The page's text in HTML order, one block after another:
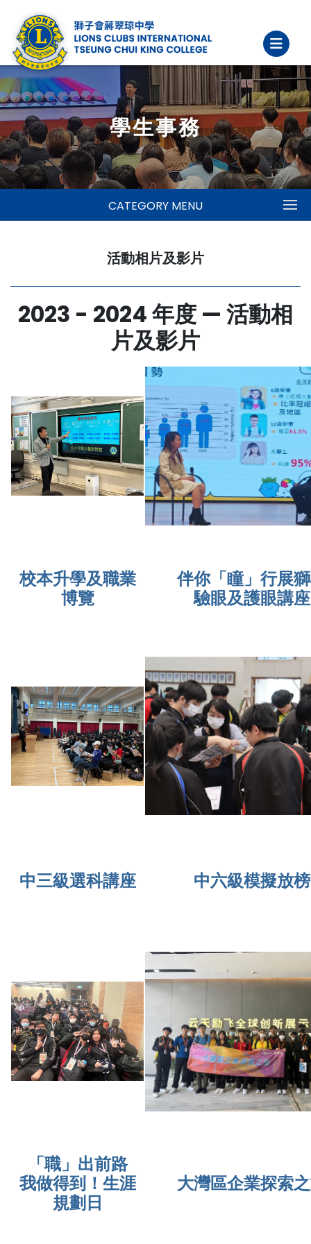
學生事務
CATEGORY MENU
活動相片及影片
2023 - 2024 年度 — 活動相
片及影片
校本升學及職業
博覽
伴你「瞳」行展
驗眼及護眼講座
中三級選科講座 中六級模擬放榜
「職」出前路
我做得到！生涯
規劃日
大灣區企業探索